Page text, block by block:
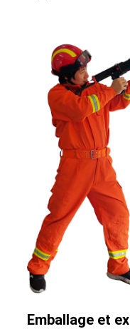
Emballage et